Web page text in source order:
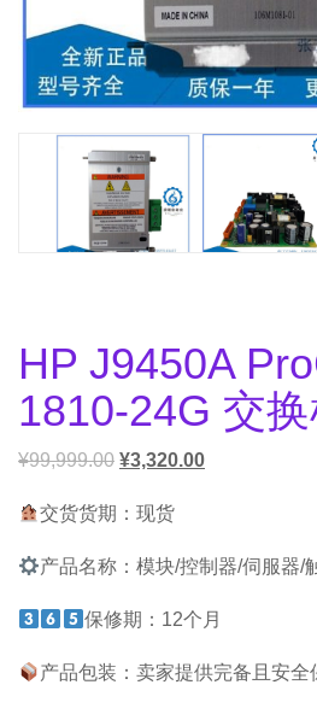
HP J9450A
1810-24G 交
¥99,999.00 ¥3,320.00
交货货期：现货
产品名称：模块/控制器/伺服器/
保修期：12个月
产品包装：卖家提供完备且安全